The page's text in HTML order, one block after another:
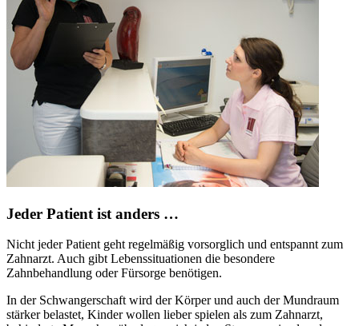
Jeder Patient ist anders …
Nicht jeder Patient geht regelmäßig vorsorglich und entspannt zum
Zahnarzt. Auch gibt Lebenssituationen die besondere
Zahnbehandlung oder Fürsorge benötigen.
In der Schwangerschaft wird der Körper und auch der Mundraum
stärker belastet, Kinder wollen lieber spielen als zum Zahnarzt,